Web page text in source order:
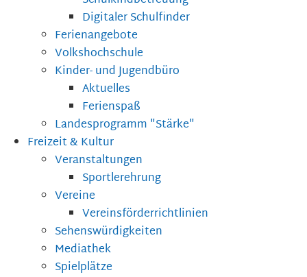
Digitaler Schulfinder
Ferienangebote
Volkshochschule
Kinder- und Jugendbüro
Aktuelles
Ferienspaß
Landesprogramm "Stärke"
Freizeit & Kultur
Veranstaltungen
Sportlerehrung
Vereine
Vereinsförderrichtlinien
Sehenswürdigkeiten
Mediathek
Spielplätze